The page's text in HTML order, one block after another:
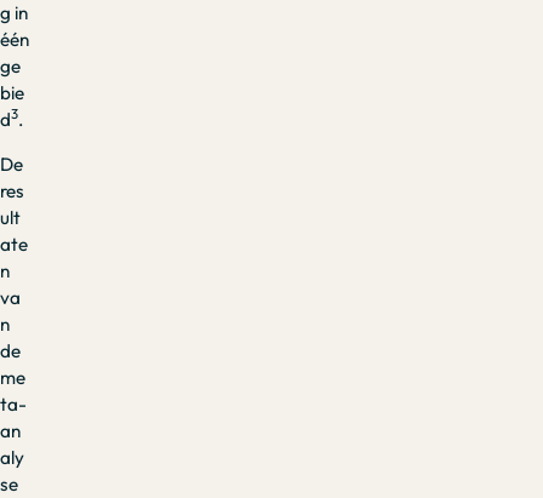
g in
één
ge
bie
d3.
De
res
ult
ate
n
va
n
de
me
ta-
an
aly
se